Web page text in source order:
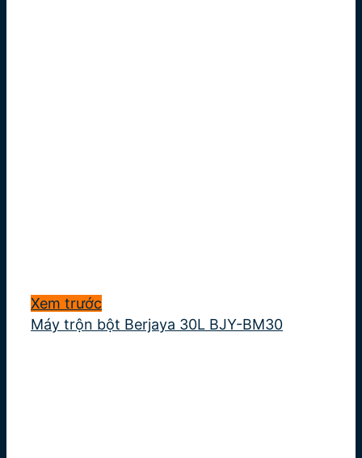
Xem trước
Máy trộn bột Berjaya 30L BJY-BM30